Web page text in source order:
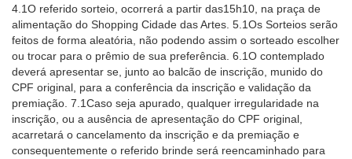
4.1O referido sorteio, ocorrerá a partir das15h10, na praça de
alimentação do Shopping Cidade das Artes. 5.1Os Sorteios serão
feitos de forma aleatória, não podendo assim o sorteado escolher
ou trocar para o prêmio de sua preferência. 6.1O contemplado
deverá apresentar se, junto ao balcão de inscrição, munido do
CPF original, para a conferência da inscrição e validação da
premiação. 7.1Caso seja apurado, qualquer irregularidade na
inscrição, ou a ausência de apresentação do CPF original,
acarretará o cancelamento da inscrição e da premiação e
consequentemente o referido brinde será reencaminhado para